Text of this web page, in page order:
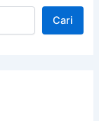
Cari